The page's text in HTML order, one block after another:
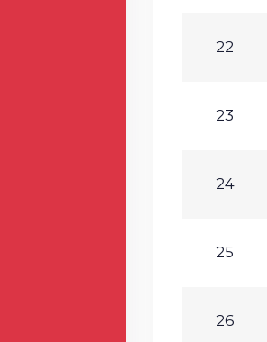
22
23
24
25
26